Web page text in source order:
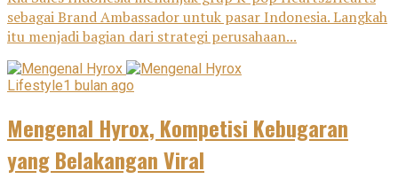
sebagai Brand Ambassador untuk pasar Indonesia. Langkah
itu menjadi bagian dari strategi perusahaan...
Lifestyle1 bulan ago
Mengenal Hyrox, Kompetisi Kebugaran
yang Belakangan Viral